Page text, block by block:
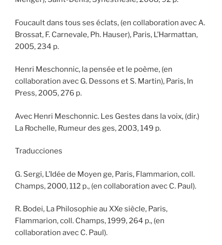
Foucault dans tous ses éclats, (en collaboration avec A.
Brossat, F. Carnevale, Ph. Hauser), Paris, L’Harmattan,
2005, 234 p.
Henri Meschonnic, la pensée et le poème, (en
collaboration avec G. Dessons et S. Martin), Paris, In
Press, 2005, 276 p.
Avec Henri Meschonnic. Les Gestes dans la voix, (dir.)
La Rochelle, Rumeur des ges, 2003, 149 p.
Traducciones
G. Sergi, L’Idée de Moyen ge, Paris, Flammarion, coll.
Champs, 2000, 112 p., (en collaboration avec C. Paul).
R. Bodei, La Philosophie au XXe siècle, Paris,
Flammarion, coll. Champs, 1999, 264 p., (en
collaboration avec C. Paul).